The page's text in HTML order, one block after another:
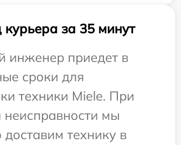
за 35 минут
инженер приедет в
сроки для
техники Miele. При
неисправности мы
доставим технику в